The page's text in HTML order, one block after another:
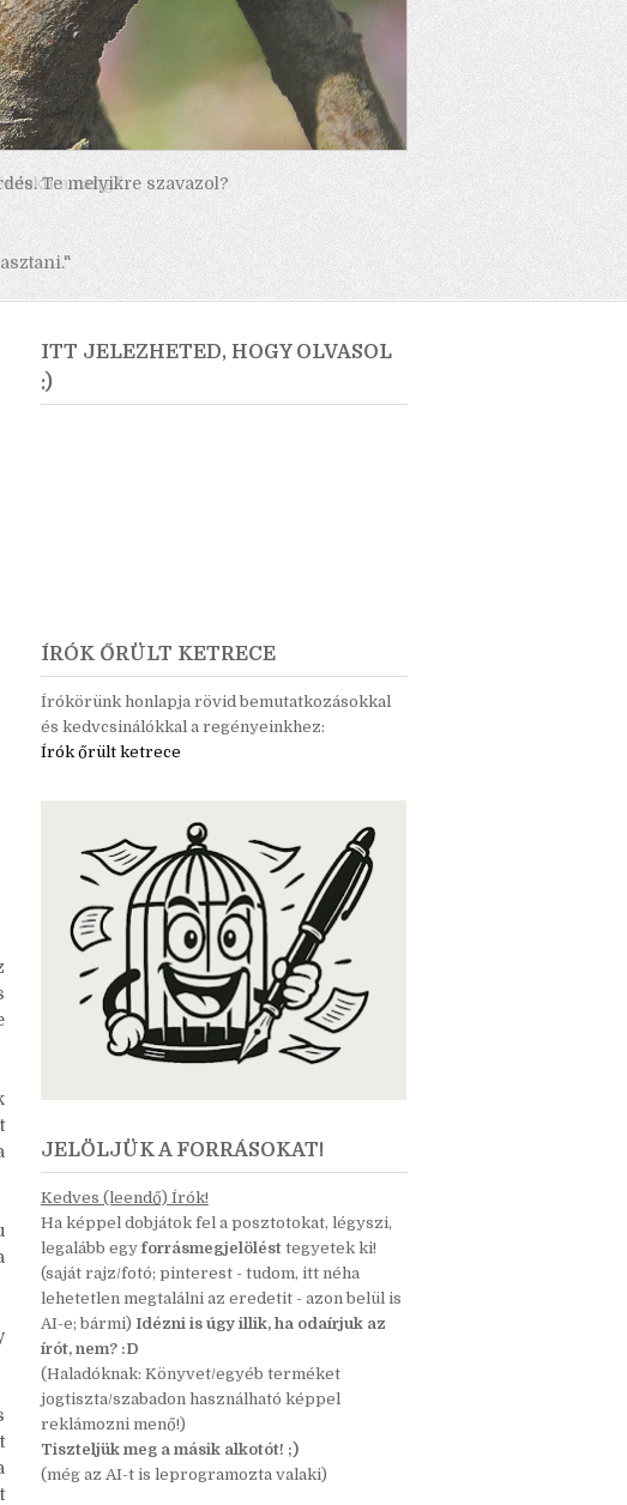
Te melyikre szavazol?
ÍRÓK ŐRÜLT KETRECE
JELÖLJÜK A FORRÁSOKAT!
Kedves (leendő) Írók!
Ha képpel dobjátok fel a posztotokat, légyszi,
legalább egyforrásmegjelölésttegyetek ki!
(saját rajz/fotó; pinterest - tudom, itt néha
lehetetlen megtalálni az eredetit - azon belül is
AI-e; bármi)Idézni is úgy illik, ha odaírjuk az
írót, nem? :D
(Haladóknak: Könyvet/egyéb terméket
jogtiszta/szabadon használható képpel